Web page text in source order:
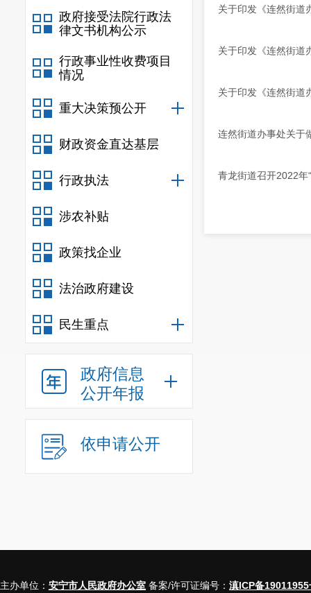
政府接受法院行政法
律文书机构公示
行政事业性收费项目
情况
重大决策预公开
财政资金直达基层
行政执法
涉农补贴
政策找企业
法治政府建设
民生重点
政府信息
公开年报
依申请公开
关于印发《连然街道
关于印发《连然街道
关于印发《连然街道
连然街道办事处关于
青龙街道召开2022年
主办单位： 安宁市人民政府办公室 备案/许可证编号： 滇ICP备